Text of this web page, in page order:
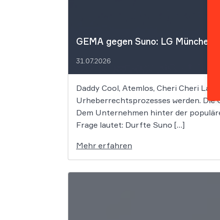
GEMA gegen Suno: LG
31.07.2026
Daddy Cool, Atemlos, Cheri Cheri
Urheberrechtsprozesses werden. Die
Dem Unternehmen hinter der
Frage lautet: Durfte Suno […]
Mehr erfahren